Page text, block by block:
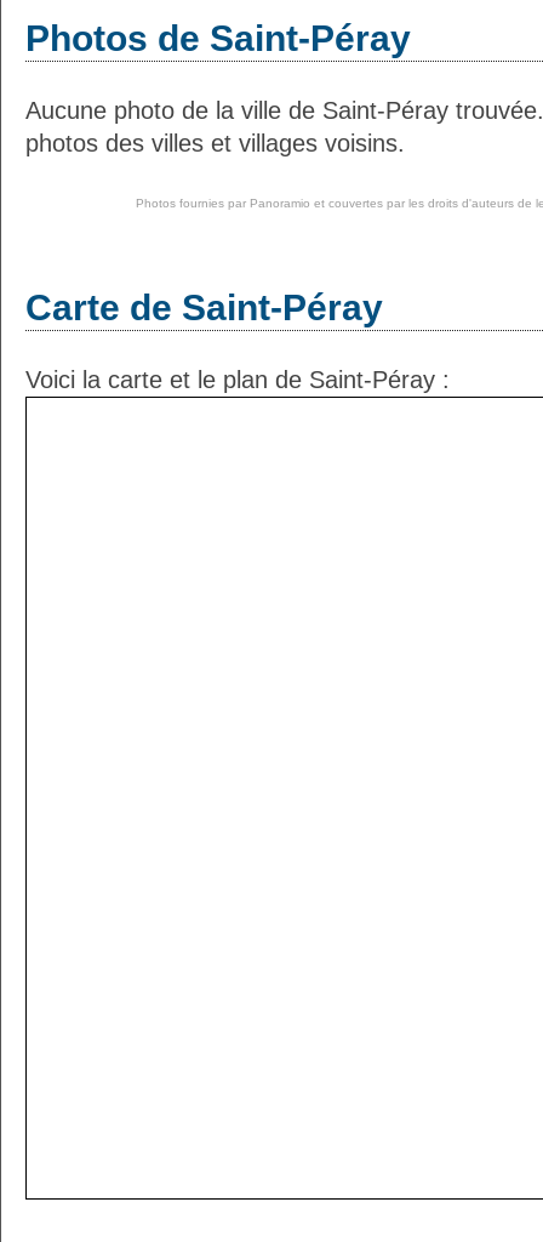
Photos de Saint-Péray
Aucune photo de la ville de Saint-Péray
photos des villes et villages voisins.
Photos fournies par Panoramio et couvertes par les droits d'auteurs de
Carte de Saint-Péray
Voici la carte et le plan de Saint-Péray :